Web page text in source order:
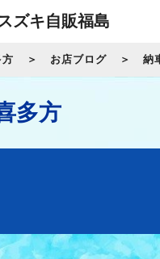
ズキ自販福島
お店ブログ 納
多方